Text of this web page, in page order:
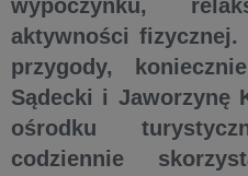
wypoczynku,
aktywności fizycznej.
przygody,
Sądecki i Jaworzynę
ośrodku
codziennie